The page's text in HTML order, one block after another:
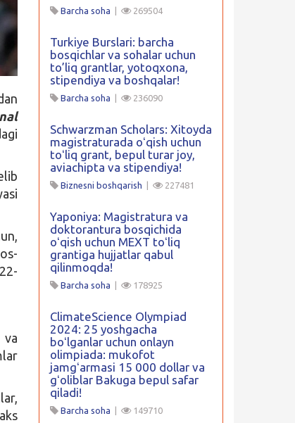
va
Barcha soha 269504
Turkiye Burslari: barcha
bosqichlar va sohalar uchun
to’liq grantlar, yotoqxona,
stipendiya va boshqalar!
Barcha soha 236090
Schwarzman Scholars: Xitoyda
magistraturada oʻqish uchun
toʻliq grant, bepul turar joy,
aviachipta va stipendiya!
Biznesni boshqarish 227481
Yaponiya: Magistratura va
doktorantura bosqichida
oʻqish uchun MEXT toʻliq
grantiga hujjatlar qabul
qilinmoqda!
Barcha soha 178925
ClimateScience Olympiad
2024: 25 yoshgacha
boʻlganlar uchun onlayn
olimpiada: mukofot
jamgʻarmasi 15 000 dollar va
gʻoliblar Bakuga bepul safar
qiladi!
Barcha soha 149710